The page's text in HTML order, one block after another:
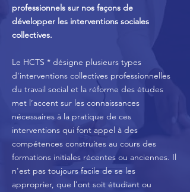
professionnels sur nos façons de
développer les interventions sociales
collectives.
Le HCTS * désigne plusieurs types
d'interventions collectives professionnelles
du travail social et la réforme des études
met l’accent sur les connaissances
nécessaires à la pratique de ces
interventions qui font appel à des
compétences construites au cours des
formations initiales récentes ou anciennes. Il
n'est pas toujours facile de se les
approprier, que l'ont soit étudiant ou